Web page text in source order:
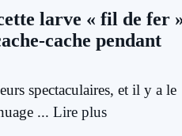
larve « fil de fer
cache pendant
spectaculaires, et il y a le
... Lire plus